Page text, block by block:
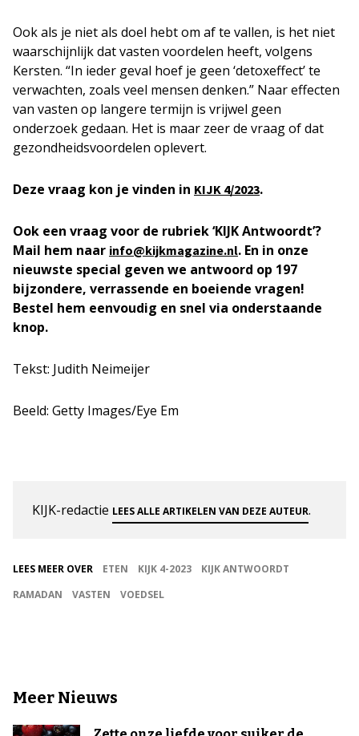
Ook als je niet als doel hebt om af te vallen, is het niet
waarschijnlijk dat vasten voordelen heeft, volgens
Kersten. “In ieder geval hoef je geen ‘detoxeffect’ te
verwachten, zoals veel mensen denken.” Naar effecten
van vasten op langere termijn is vrijwel geen
onderzoek gedaan. Het is maar zeer de vraag of dat
gezondheidsvoordelen oplevert.
Deze vraag kon je vinden in KIJK 4/2023.
Ook een vraag voor de rubriek ‘KIJK Antwoordt’?
Mail hem naar info@kijkmagazine.nl. En in onze
nieuwste special geven we antwoord op 197
bijzondere, verrassende en boeiende vragen!
Bestel hem eenvoudig en snel via onderstaande
knop.
Tekst: Judith Neimeijer
Beeld: Getty Images/Eye Em
KIJK-redactie LEES ALLE ARTIKELEN VAN DEZE AUTEUR.
LEES MEER OVER ETEN KIJK 4-2023
KIJK ANTWOORDT
RAMADAN
VASTEN VOEDSEL
Meer Nieuws